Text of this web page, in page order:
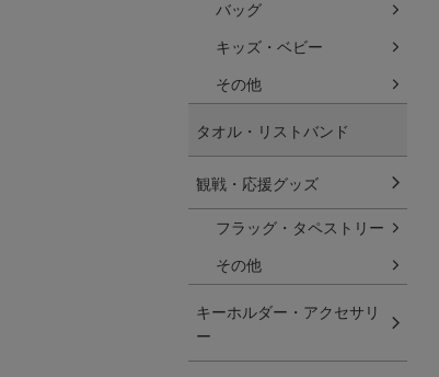
バッグ
キッズ・ベビー
その他
タオル・リストバンド
観戦・応援グッズ
フラッグ・タペストリー
その他
キーホルダー・アクセサリ
ー